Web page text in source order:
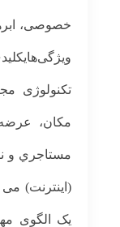
خصوصی‏،
تکنولوژی
‏مکان،
مستاجري و
(اينترنت)
یک الگوی